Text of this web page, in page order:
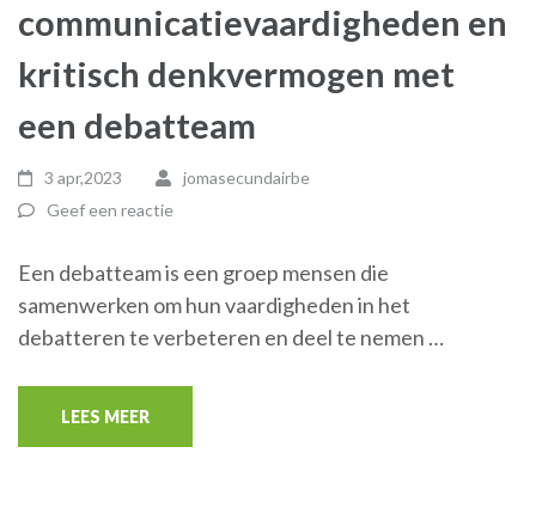
communicatievaardigheden en
kritisch denkvermogen met
een debatteam
3 apr,2023
jomasecundairbe
Geef een reactie
Een debatteam is een groep mensen die
samenwerken om hun vaardigheden in het
debatteren te verbeteren en deel te nemen …
LEES MEER